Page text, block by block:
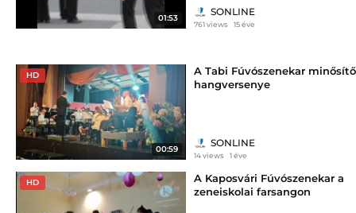
01:53
SONLINE
761 views 15 éve
HD
00:59
A Tabi Fúvószenekar minősítő
hangversenye
SONLINE
14 views 1 éve
HD
A Kaposvári Fúvószenekar a
zeneiskolai farsangon